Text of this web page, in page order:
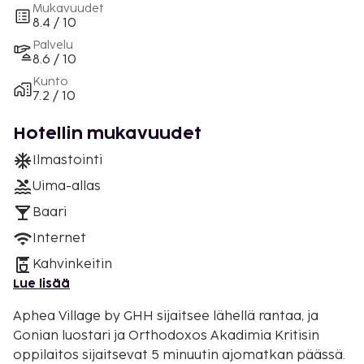
Mukavuudet
8.4 / 10
Palvelu
8.6 / 10
Kunto
7.2 / 10
Hotellin mukavuudet
Ilmastointi
Uima-allas
Baari
Internet
Kahvinkeitin
Lue lisää
Aphea Village by GHH sijaitsee lähellä rantaa, ja
Gonian luostari ja Orthodoxos Akadimia Kritisin
oppilaitos sijaitsevat 5 minuutin ajomatkan päässä.